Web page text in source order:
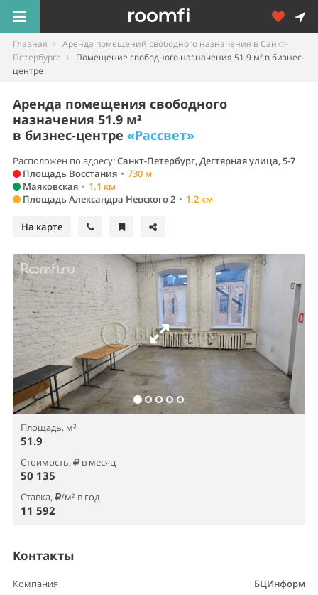
Главная
Аренда помещений свободного назначения в Санкт-
Петербурге
Помещение свободного назначения 51.9 м² в бизнес-
центре
Аренда помещения свободного
назначения 51.9 м²
в бизнес-центре «Рассвет»
Расположен по адресу:Санкт-Петербург, Дегтярная улица, 5-7
Площадь Восстания • 730 м
Маяковская • 1.1 км
Площадь Александра Невского 2 • 1.2 км
На карте
Площадь, м²
51.9
Стоимость, в месяц
50 135
Ставка, /м² в год
11 592
Контакты
Компания БЦИнформ